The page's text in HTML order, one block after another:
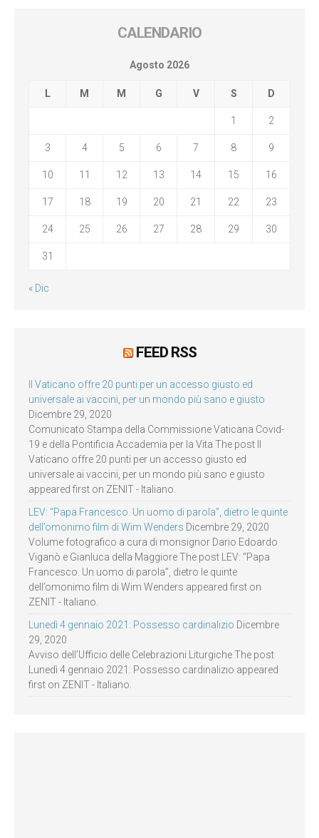
CALENDARIO
Agosto 2026
L M M G V S D
1 2
3 4 5 6 7 8 9
10 11 12 13 14 15 16
17 18 19 20 21 22 23
24 25 26 27 28 29 30
31
« Dic
FEED RSS
Il Vaticano offre 20 punti per un accesso giusto ed
universale ai vaccini, per un mondo più sano e giusto
Dicembre 29, 2020
Comunicato Stampa della Commissione Vaticana Covid-
19 e della Pontificia Accademia per la Vita The post Il
Vaticano offre 20 punti per un accesso giusto ed
universale ai vaccini, per un mondo più sano e giusto
appeared first on ZENIT - Italiano.
LEV: “Papa Francesco. Un uomo di parola”, dietro le quinte
dell’omonimo film di Wim Wenders Dicembre 29, 2020
Volume fotografico a cura di monsignor Dario Edoardo
Viganò e Gianluca della Maggiore The post LEV: “Papa
Francesco. Un uomo di parola”, dietro le quinte
dell’omonimo film di Wim Wenders appeared first on
ZENIT - Italiano.
Lunedì 4 gennaio 2021: Possesso cardinalizio Dicembre
29, 2020
Avviso dell’Ufficio delle Celebrazioni Liturgiche The post
Lunedì 4 gennaio 2021: Possesso cardinalizio appeared
first on ZENIT - Italiano.